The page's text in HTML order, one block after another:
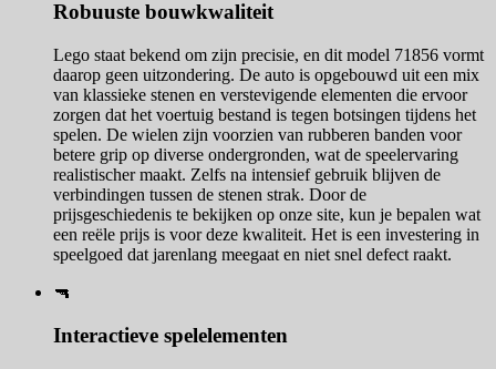
Robuuste bouwkwaliteit
Lego staat bekend om zijn precisie, en dit model 71856 vormt
daarop geen uitzondering. De auto is opgebouwd uit een mix
van klassieke stenen en verstevigende elementen die ervoor
zorgen dat het voertuig bestand is tegen botsingen tijdens het
spelen. De wielen zijn voorzien van rubberen banden voor
betere grip op diverse ondergronden, wat de speelervaring
realistischer maakt. Zelfs na intensief gebruik blijven de
verbindingen tussen de stenen strak. Door de
prijsgeschiedenis te bekijken op onze site, kun je bepalen wat
een reële prijs is voor deze kwaliteit. Het is een investering in
speelgoed dat jarenlang meegaat en niet snel defect raakt.
🔫
Interactieve spelelementen